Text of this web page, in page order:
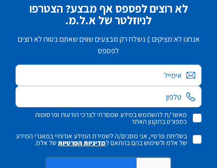
לא רוצים לפספס אף מבצע? הצטרפו
לניוזלטר של א.ל.מ.
אנחנו לא מציקים :) נשלח רק מבצעים שווים שאתם בטוח לא רוצים
לפספס
אימייל
מאשר/ת להשתמש במידע שמסרתי לצרכי הודעות ופרסומות
כמפורט בתקנון האתר
בשליחת פרטיי, אני מסכים/ה לשמירת המידע אודותיי במאגרי המידע
של אלמ ולשימוש בהם בהתאם למדיניות הפרטיותשל אלמ.